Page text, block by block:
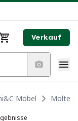
Verkauf
Möbel